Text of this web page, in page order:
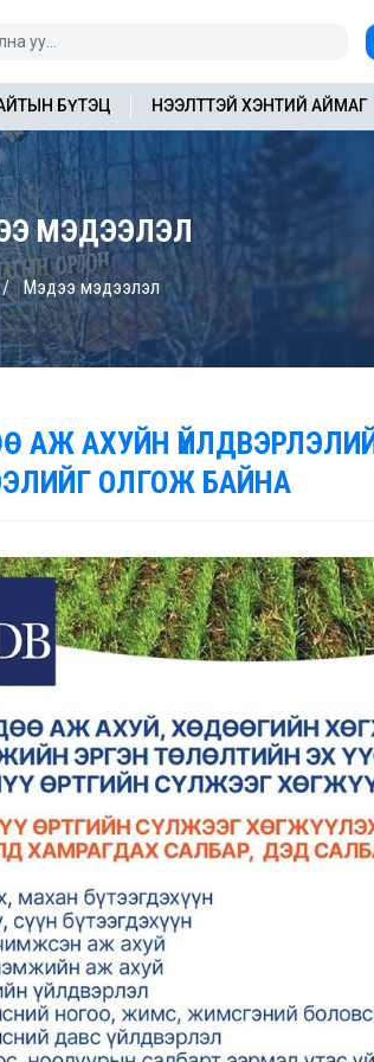
БҮТЭЦ НЭЭЛТТЭЙ ХЭНТИЙ АЙМАГ
МЭДЭЭЛЭЛ
Мэдээ мэдээлэл
АЖ АХУЙН
ОЛГОЖ БАЙНА